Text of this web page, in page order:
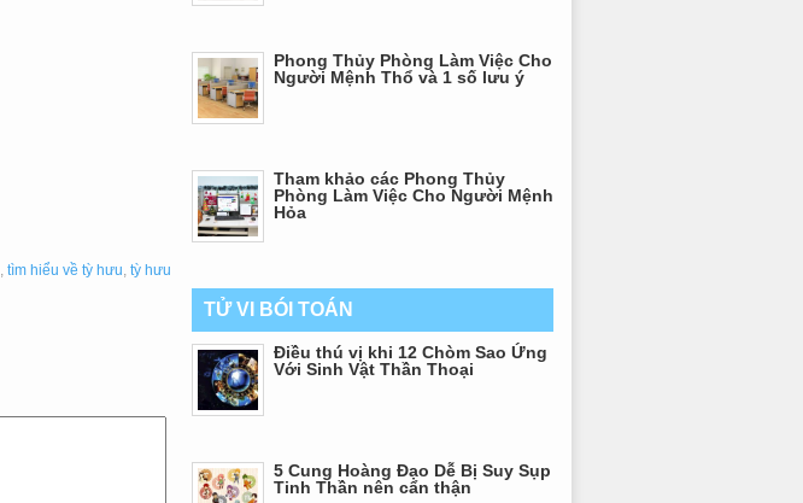
, tìm hiểu về tỳ hưu, tỳ hưu
Phong Thủy Phòng Làm Việc Cho
Người Mệnh Thổ và 1 số lưu ý
Tham khảo các Phong Thủy
Phòng Làm Việc Cho Người Mệnh
Hỏa
TỬ VI BÓI TOÁN
Điều thú vị khi 12 Chòm Sao Ứng
Với Sinh Vật Thần Thoại
5 Cung Hoàng Đạo Dễ Bị Suy Sụp
Tinh Thần nên cẩn thận